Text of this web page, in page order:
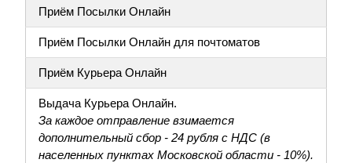
Приём Посылки Онлайн
Приём Посылки Онлайн для почтоматов
Приём Курьера Онлайн
Выдача Курьера Онлайн.
За каждое отправление взимается
дополнительный сбор - 24 рубля с НДС (в
населенных пунктах Московской области - 10%).